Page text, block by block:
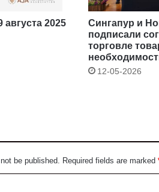
августа 2025
Сингапур и
подписали
торговле
12-05-2026
be published. Required fields are marked